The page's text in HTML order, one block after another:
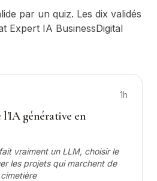
par un quiz. Les dix validés
Expert IA BusinessDigital
1h
l'IA générative en
vraiment un LLM, choisir le
les projets qui marchent de